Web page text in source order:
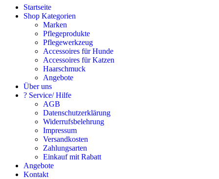
Startseite
Shop Kategorien
Marken
Pflegeprodukte
Pflegewerkzeug
Accessoires für Hunde
Accessoires für Katzen
Haarschmuck
Angebote
Über uns
? Service/ Hilfe
AGB
Datenschutzerklärung
Widerrufsbelehrung
Impressum
Versandkosten
Zahlungsarten
Einkauf mit Rabatt
Angebote
Kontakt